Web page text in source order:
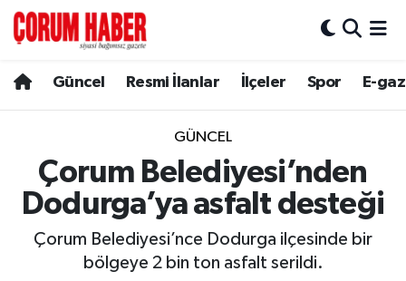
Güncel Resmi İlanlar İlçeler Spor E-
GÜNCEL
Çorum Belediyesi’nden
Dodurga’ya asfalt desteği
Çorum Belediyesi’nce Dodurga ilçesinde bir
bölgeye 2 bin ton asfalt serildi.
Spor
Resmi İlanlar
Alaca
Bayat
Hava Durumu
Çorum Namaz Vakitleri
Trafik Durumu
Süper Lig Puan Durumu ve Fikstür